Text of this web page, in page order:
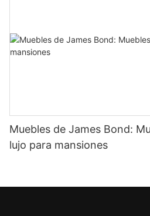
Muebles de James Bond:
lujo para mansiones